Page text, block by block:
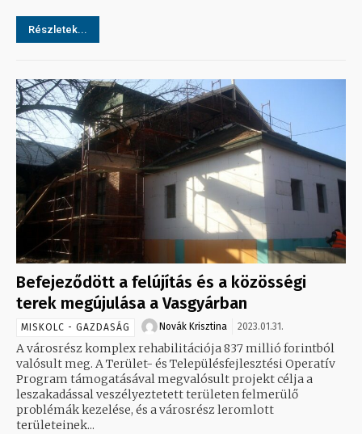
Részletek...
Befejeződött a felújítás és a közösségi
terek megújulása a Vasgyárban
MISKOLC - GAZDASÁG Novák Krisztina 2023.01.31.
A városrész komplex rehabilitációja 837 millió forintból
valósult meg. A Terület- és Településfejlesztési Operatív
Program támogatásával megvalósult projekt célja a
leszakadással veszélyeztetett területen felmerülő
problémák kezelése, és a városrész leromlott
területeinek...